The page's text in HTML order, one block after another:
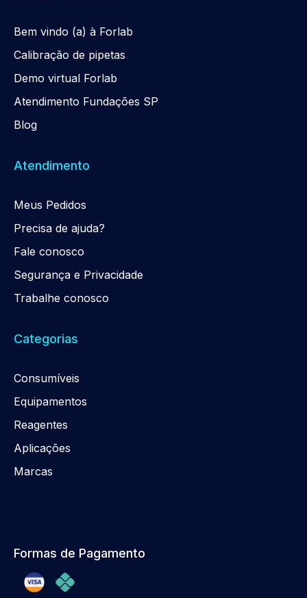
Bem vindo (a) à Forlab
Calibração de pipetas
Demo virtual Forlab
Atendimento Fundações SP
Blog
Atendimento
Meus Pedidos
Precisa de ajuda?
Fale conosco
Segurança e Privacidade
Trabalhe conosco
Categorias
Consumíveis
Equipamentos
Reagentes
Aplicações
Marcas
Formas de Pagamento